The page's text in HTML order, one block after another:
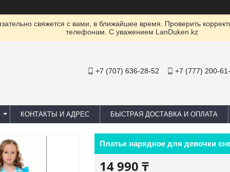
свяжется с вами, в ближайшее время. Проверить
телефонам. С уважением LanDuken.kz
+7 (707) 636-28-52 +7 (777) 200-
КОНТАКТЫ И АДРЕС БЫСТРАЯ ДОСТАВКА И ОПЛАТА
Платье нарядное для девочки
14 990 ₸